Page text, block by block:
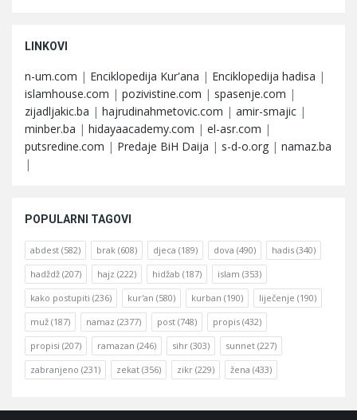
LINKOVI
n-um.com | Enciklopedija Kur'ana | Enciklopedija hadisa |
islamhouse.com | pozivistine.com | spasenje.com |
zijadljakic.ba | hajrudinahmetovic.com | amir-smajic |
minber.ba | hidayaacademy.com | el-asr.com |
putsredine.com | Predaje BiH Daija | s-d-o.org | namaz.ba
|
POPULARNI TAGOVI
abdest (582) brak (608) djeca (189) dova (490) hadis (340)
hadždž (207) hajz (222) hidžab (187) islam (353)
kako postupiti (236) kur'an (580) kurban (190) liječenje (190)
muž (187) namaz (2377) post (748) propis (432)
propisi (207) ramazan (246) sihr (303) sunnet (227)
zabranjeno (231) zekat (356) zikr (229) žena (433)